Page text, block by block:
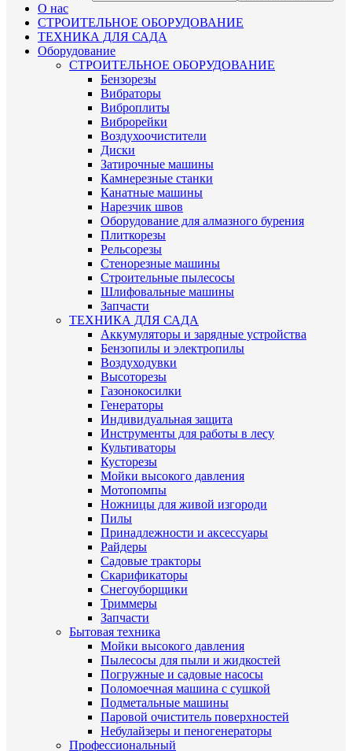
О нас
СТРОИТЕЛЬНОЕ ОБОРУДОВАНИЕ
ТЕХНИКА ДЛЯ САДА
Оборудование
СТРОИТЕЛЬНОЕ ОБОРУДОВАНИЕ
Бензорезы
Вибраторы
Виброплиты
Виброрейки
Воздухоочистители
Диски
Затирочные машины
Камнерезные станки
Канатные машины
Нарезчик швов
Оборудование для алмазного бурения
Плиткорезы
Рельсорезы
Стенорезные машины
Строительные пылесосы
Шлифовальные машины
Запчасти
ТЕХНИКА ДЛЯ САДА
Аккумуляторы и зарядные устройства
Бензопилы и электропилы
Воздуходувки
Высоторезы
Газонокосилки
Генераторы
Индивидуальная защита
Инструменты для работы в лесу
Культиваторы
Кусторезы
Мойки высокого давления
Мотопомпы
Ножницы для живой изгороди
Пилы
Принадлежности и аксессуары
Райдеры
Садовые тракторы
Скарификаторы
Снегоуборщики
Триммеры
Запчасти
Бытовая техника
Мойки высокого давления
Пылесосы для пыли и жидкостей
Погружные и садовые насосы
Поломоечная машина с сушкой
Подметальные машины
Паровой очиститель поверхностей
Небулайзеры и пеногенераторы
Профессиональный